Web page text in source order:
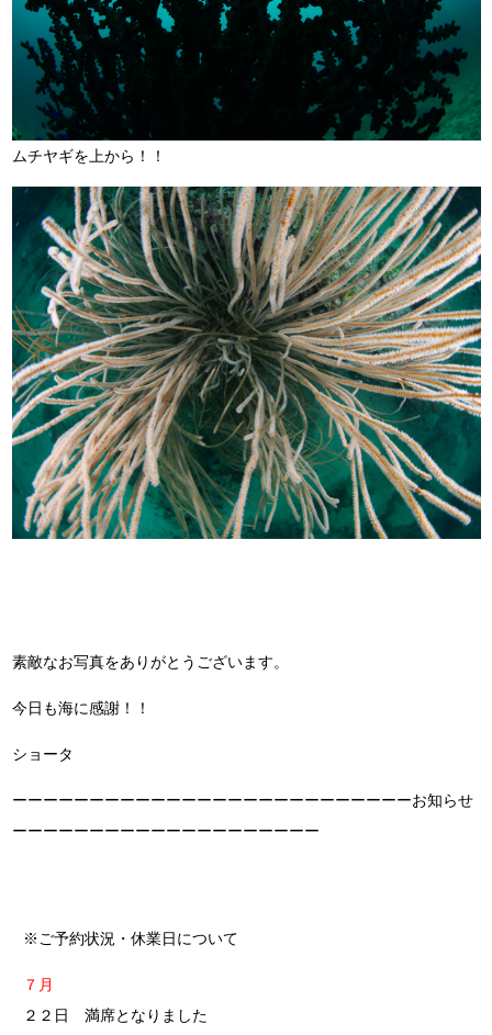
ムチヤギを上から！！
素敵なお写真をありがとうございます。
今日も海に感謝！！
ショータ
ーーーーーーーーーーーーーーーーーーーーーーーーーーお知らせ
ーーーーーーーーーーーーーーーーーーーー
※ご予約状況・休業日について
７月
２２日 満席となりました